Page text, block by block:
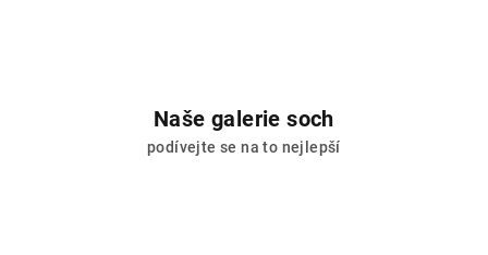
Naše galerie soch
podívejte se na to nejlepší